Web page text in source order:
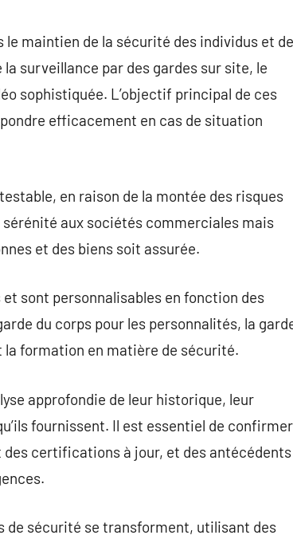
maintien de la sécurité des individus et
surveillance par des gardes sur site, le
sophistiquée. L’objectif principal de ces
efficacement en cas de situation
en raison de la montée des risques
aux sociétés commerciales mais
et des biens soit assurée.
sont personnalisables en fonction des
du corps pour les personnalités, la
la formation en matière de sécurité.
approfondie de leur historique, leur
fournissent. Il est essentiel de confirmer
des certifications à jour, et des antécédents
de sécurité se transforment, utilisant des